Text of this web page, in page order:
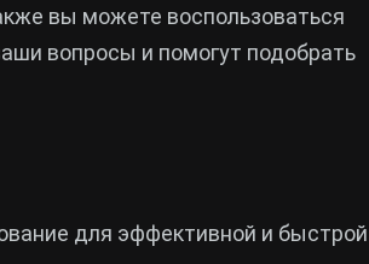
вы можете воспользоваться
вопросы и помогут подобрать
для эффективной и быстрой